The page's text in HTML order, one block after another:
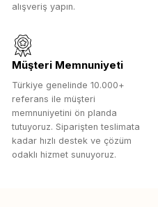
alışveriş yapın.
Müşteri Memnuniyeti
Türkiye genelinde 10.000+
referans ile müşteri
memnuniyetini ön planda
tutuyoruz. Siparişten teslimata
kadar hızlı destek ve çözüm
odaklı hizmet sunuyoruz.